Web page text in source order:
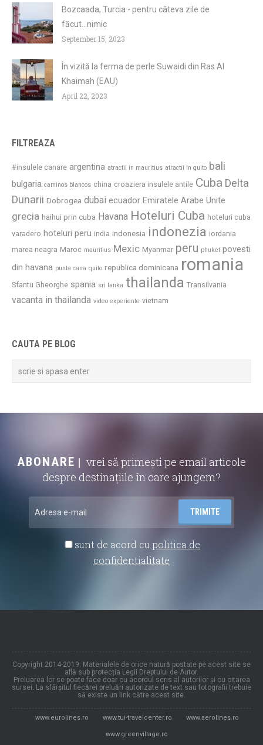
Bozcaada, Turcia - pentru câteva zile de
făcut...nimic
September 15, 2023
În vizită la ferma de perle Suwaidi din Ras Al
Khaimah (EAU)
April 22, 2023
FILTREAZA
#insulele canare argentina atractii in mauritius atractii in quito bali
bulgaria caminos blancos china croaziera insulele antile Cuba Delta
Dunarii Dobrogea dubai ecuador Emiratele Arabe Unite
grecia haihui prin cuba Havana Hoteluri Cuba hoteluri cuba
varadero hoteluri peru india indonesia indonezia iordania
marea neagra Maroc mauritius Mexic Myanmar peru phuket povesti
din havana punta cana quito republica dominicana romania
Sfantu Gheorghe spania sri lanka thailanda Transilvania
vacanta in thailanda video experiente vietnam
CAUTA PE BLOG
ABONARE
vrei să primești pe email articole
despre destinațiile în care ajungem?
sunt de acord cu politica de
confidentialitate
Copyright 2014-2019: Materialele de orice natură postate pe acest site se
află sub protecția Legii Dreptului de Autor.
Preluarea lor se poate face doar cu acordul scris al autorilor și cu citarea
sursei. La sfârșitul fiecărei preluări autorizate de text sau fotografii trebuie
să existe un link către acest site.
www.eurolines.ro www.tui-travelcenter.ro www.aerolines.ro
www.greenvillage.ro